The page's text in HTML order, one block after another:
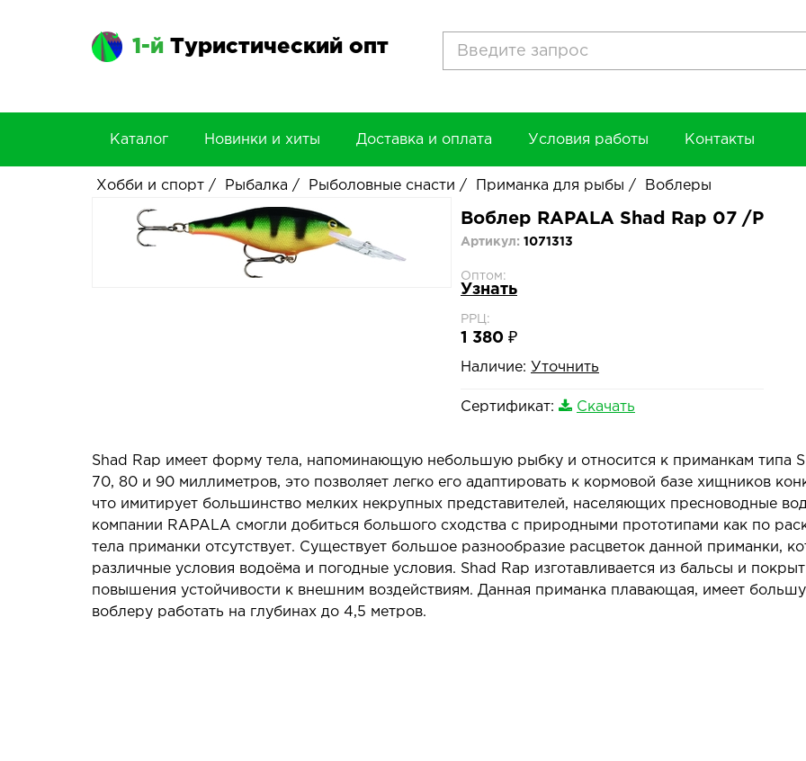
1-й Туристический опт
Каталог Новинки и хиты Доставка и оплата Условия работы Контакты
Хобби и спорт / Рыбалка / Рыболовные снасти / Приманка для рыбы / Воблеры
Воблер RAPALA Shad Rap 07 /P
Артикул: 1071313
Оптом:
Узнать
РРЦ:
1 380 ₽
Наличие: Уточнить
Сертификат: Скачать
Shad Rap имеет форму тела, напоминающую небольшую рыбку и относится к приманкам типа
70, 80 и 90 миллиметров, это позволяет легко его адаптировать к кормовой базе хищников
что имитирует большинство мелких некрупных представителей, населяющих пресноводные
компании RAPALA смогли добиться большого сходства с природными прототипами как по
тела приманки отсутствует. Существует большое разнообразие расцветок данной приманки,
различные условия водоёма и погодные условия. Shad Rap изготавливается из бальсы и
повышения устойчивости к внешним воздействиям. Данная приманка плавающая, имеет
воблеру работать на глубинах до 4,5 метров.